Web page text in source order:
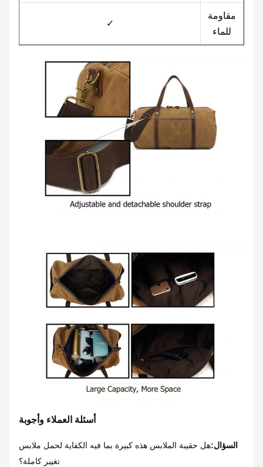
مقاومة
أسئلة العملاء وأجوبة
السؤال:هل حقيبة الملابس هذه كبيرة بما فيه الكفاية لحمل ملابس
تغيير كاملة؟